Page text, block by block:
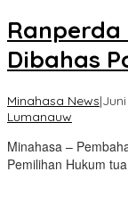
Dibahas
Minahasa News|
Lumanauw
Minahasa –
Pemilihan Hukum